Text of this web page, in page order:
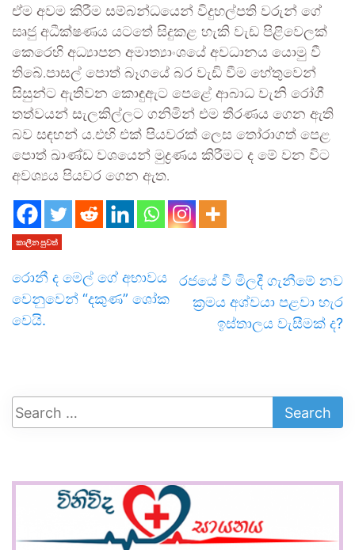
ඒම අවම කිරීම සම්බන්ධයෙන් විදුහල්පති වරුන් ගේ
සෘජු අධීක්ෂණය යටතේ සිදුකළ හැකි වැඩ පිළිවෙලක්
කෙරෙහි අධ්‍යාපන අමාත්‍යාංශයේ අවධානය යොමු වී
තිබේ.පාසල් පොත් බෑගයේ බර වැඩි වීම හේතුවෙන්
සිසුන්ට ඇතිවන කොඳුඇට පෙළේ ආබාධ වැනි රෝගී
තත්වයන් සැලකිල්ලට ගනිමින් එම තීරණය ගෙන ඇති
බව සඳහන් ය.එහි එක් පියවරක් ලෙස තෝරාගත් පෙළ
පොත් ඛාණ්ඩ වශයෙන් මුද්‍රණය කිරීමට ද මේ වන විට
අවශ්‍යය පියවර ගෙන ඇත.
කාලීන පුවත්
රොනී ද මෙල් ගේ අභාවය
වෙනුවෙන් “දකුණ” ශෝක
වෙයි.
රජයේ වී මිලදී ගැනීමේ නව
ක්‍රමය අශ්වයා පළවා හැර
ඉස්තාලය වැසීමක් ද?